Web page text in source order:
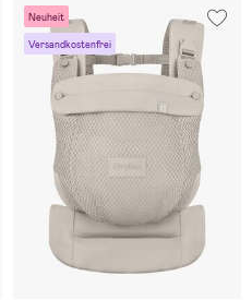
Neuheit
Versandkostenfrei